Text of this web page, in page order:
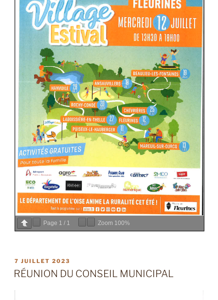
Page 1 / 1 Zoom 100%
PUBLIÉ
LE
7 JUILLET 2023
RÉUNION DU CONSEIL MUNICIPAL